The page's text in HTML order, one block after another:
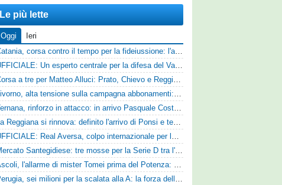
Le più lette
Oggi
Ieri
Catania, corsa contro il tempo per la fideiussione: l'annuncio della società e le ragioni dello slittamento
UFFICIALE: Un esperto centrale per la difesa del Vado
Corsa a tre per Matteo Alluci: Prato, Chievo e Reggina sul centrocampista
Livorno, alta tensione sulla campagna abbonamenti: la stoccata della Curva Nord alla società
Ternana, rinforzo in attacco: in arrivo Pasquale Costanzo dalla Paganese
La Reggiana si rinnova: definito l'arrivo di Ponsi e test con l'Alcione
UFFICIALE: Real Aversa, colpo internazionale per la difesa
Mercato Santegidiese: tre mosse per la Serie D tra l'ingaggio di Diakhate e due rinnovi chiave
Ascoli, l'allarme di mister Tomei prima del Potenza: «Mettiamoci l'elmetto, l'obiettivo è la salvezza e non dobbiamo vendere fumo!»
Perugia, sei milioni per la scalata alla A: la forza della nuova societa e il progetto di Alessandro Gaucci